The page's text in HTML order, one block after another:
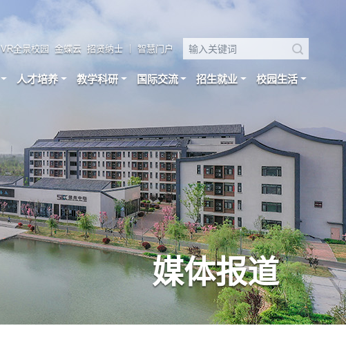
VR全景校园 金蝶云 招贤纳士 智慧门户
人才培养 教学科研 国际交流 招生就业 校园生活
媒体报道